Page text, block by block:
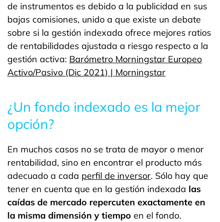
de instrumentos es debido a la publicidad en sus
bajas comisiones, unido a que existe un debate
sobre si la gestión indexada ofrece mejores ratios
de rentabilidades ajustada a riesgo respecto a la
gestión activa: Barómetro Morningstar Europeo
Activo/Pasivo (Dic 2021) | Morningstar
¿Un fondo indexado es la mejor
opción?
En muchos casos no se trata de mayor o menor
rentabilidad, sino en encontrar el producto más
adecuado a cada perfil de inversor. Sólo hay que
tener en cuenta que en la gestión indexada las
caídas de mercado repercuten exactamente en
la misma dimensión y tiempo en el fondo.